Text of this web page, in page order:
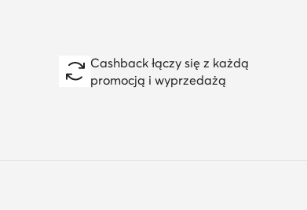
Cashback łączy się z każdą
promocją i wyprzedażą